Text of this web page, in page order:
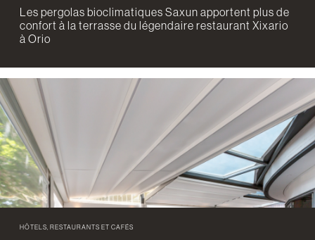
Les pergolas bioclimatiques Saxun apportent plus de
confort à la terrasse du légendaire restaurant Xixario
à Orio
HÔTELS, RESTAURANTS ET CAFÉS